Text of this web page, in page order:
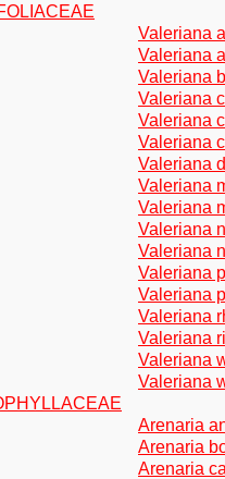
Valeriana
Valeriana
Valeriana
Valeriana
Valeriana
Valeriana
Valeriana
Valeriana
Valeriana
Valeriana
Valeriana
Valeriana
Valeriana
Valeriana
Valeriana
Valeriana
Valeriana
Arenaria
Arenaria
Arenaria